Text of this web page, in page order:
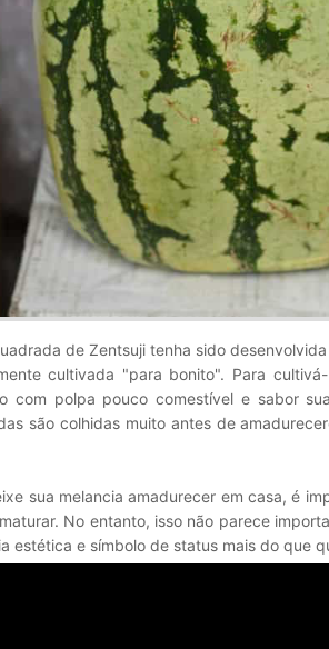
de Zentsuji tenha sido
cultivada "para bonito". Para
com polpa pouco comestível e sabor
são colhidas muito antes de
sua melancia amadurecer em casa, é
No entanto, isso não parece
estética e símbolo de status mais do que